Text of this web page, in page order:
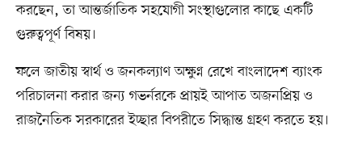
করছেন, তা আন্তর্জাতিক সহযোগী সংস্থাগুলোর কাছে একটি
গুরুত্বপূর্ণ বিষয়।
ফলে জাতীয় স্বার্থ ও জনকল্যাণ অক্ষুণ্ন রেখে বাংলাদেশ ব্যাংক
পরিচালনা করার জন্য গভর্নরকে প্রায়ই আপাত অজনপ্রিয় ও
রাজনৈতিক সরকারের ইচ্ছার বিপরীতে সিদ্ধান্ত গ্রহণ করতে হয়।